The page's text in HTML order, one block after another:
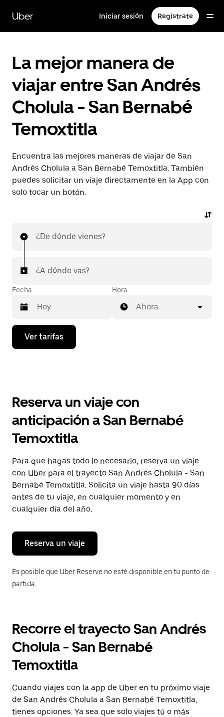
contenido
principal
Uber Iniciar sesión Regístrate
La mejor manera de
viajar entre San Andrés
Cholula - San Bernabé
Temoxtitla
Encuentra las mejores maneras de viajar de San
Andrés Cholula a San Bernabé Temoxtitla. También
puedes solicitar un viaje directamente en la App con
solo tocar un botón.
¿De dónde vienes?
¿A dónde vas?
Fecha
Presiona
flecha
el
y
selecciona
una
Presiona
la
tecla Esc
para
cerrar
el
calendario.
Hora
Ahora
Ver tarifas
Reserva un viaje con
anticipación a San Bernabé
Temoxtitla
Para que hagas todo lo necesario, reserva un viaje
con Uber para el trayecto San Andrés Cholula - San
Bernabé Temoxtitla. Solicita un viaje hasta 90 días
antes de tu viaje, en cualquier momento y en
cualquier día del año.
Reserva un viaje
Es posible que Uber Reserve no esté disponible en tu punto de
partida.
Recorre el trayecto San Andrés
Cholula - San Bernabé
Temoxtitla
Cuando viajes con la app de Uber en tu próximo viaje
de San Andrés Cholula a San Bernabé Temoxtitla,
tienes opciones. Ya sea que solo viajes tú o más